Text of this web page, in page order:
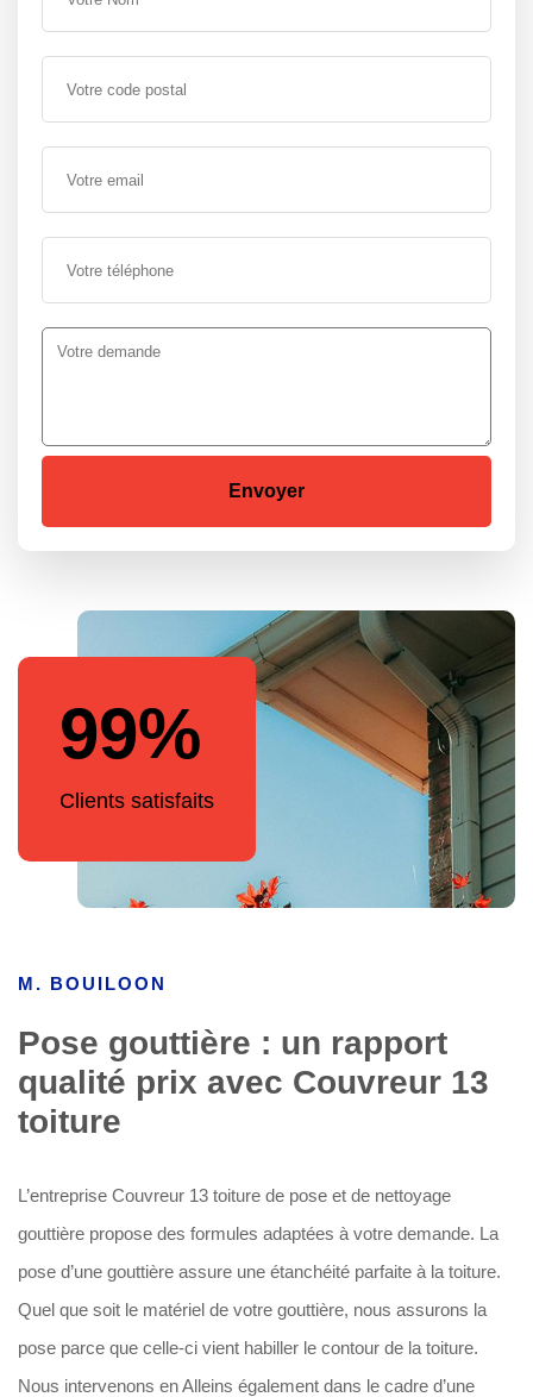
99%
Clients satisfaits
M. BOUILOON
Pose gouttière : un rapport
qualité prix avec Couvreur 13
toiture
L’entreprise Couvreur 13 toiture de pose et de nettoyage
gouttière propose des formules adaptées à votre demande. La
pose d’une gouttière assure une étanchéité parfaite à la toiture.
Quel que soit le matériel de votre gouttière, nous assurons la
pose parce que celle-ci vient habiller le contour de la toiture.
Nous intervenons en Alleins également dans le cadre d’une